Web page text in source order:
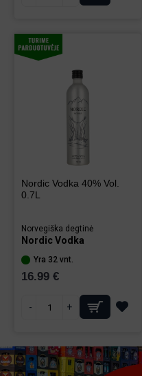
Nordic Vodka 40% Vol.
0.7L
Norvegiška degtinė
Nordic Vodka
Yra 32 vnt.
16.99 €
- +